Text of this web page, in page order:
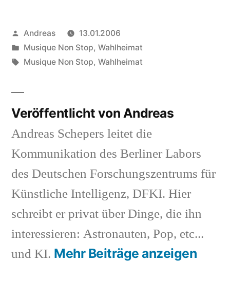
Veröffentlicht
von
Andreas
13.01.2006
Veröffentlicht
in
Musique Non Stop, Wahlheimat
Schlagwörter:
Musique Non Stop, Wahlheimat
Veröffentlicht von Andreas
Andreas Schepers leitet die
Kommunikation des Berliner Labors
des Deutschen Forschungszentrums für
Künstliche Intelligenz, DFKI. Hier
schreibt er privat über Dinge, die ihn
interessieren: Astronauten, Pop, etc...
und KI. Mehr Beiträge anzeigen